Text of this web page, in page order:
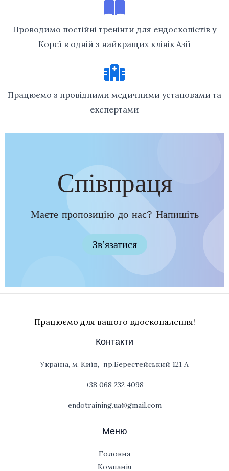
Проводимо постійні тренінги для ендоскопістів у
Кореї в одній з найкращих клінік Азії
Працюємо з провідними медичними установами та
експертами
Співпраця
Маєте пропозицію до нас? Напишіть
Зв’язатися
Працюємо для вашого вдосконалення!
Контакти
Україна, м. Київ, пр.Берестейський 121 А
+38 068 232 4098
endotraining.ua@gmail.com
Меню
Головна
Компанія